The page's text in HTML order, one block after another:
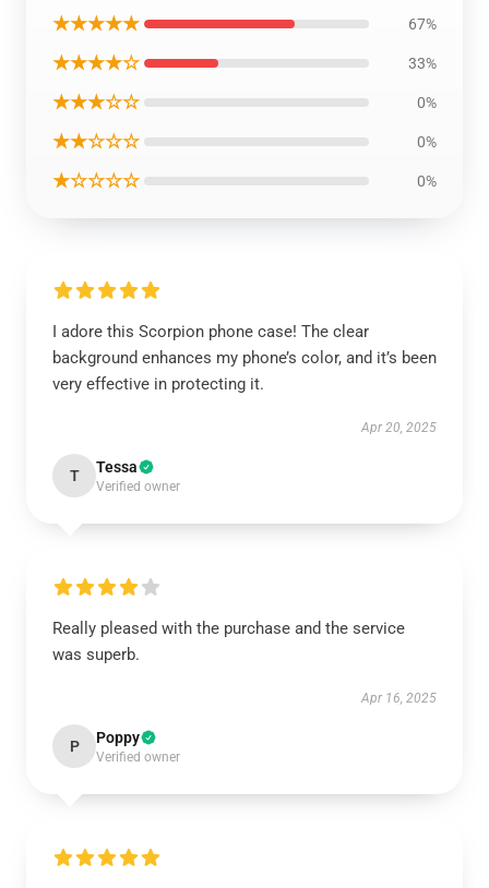
★★★★★ 67%
★★★★☆ 33%
★★★☆☆ 0%
★★☆☆☆ 0%
★☆☆☆☆ 0%
I adore this Scorpion phone case! The clear
background enhances my phone’s color, and it’s been
very effective in protecting it.
Apr 20, 2025
T Tessa
Verified owner
Really pleased with the purchase and the service
was superb.
Apr 16, 2025
P Poppy
Verified owner